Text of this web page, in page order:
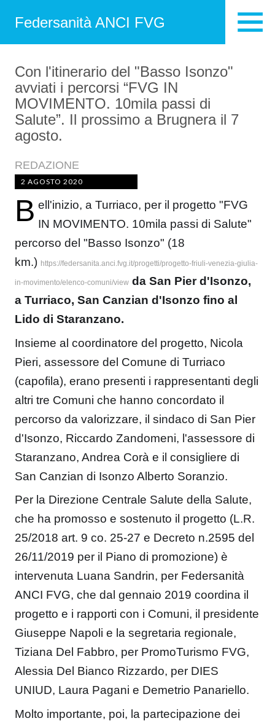
Federsanità ANCI FVG
Con l'itinerario del "Basso Isonzo"
avviati i percorsi “FVG IN
MOVIMENTO. 10mila passi di
Salute”. Il prossimo a Brugnera il 7
agosto.
REDAZIONE
2 AGOSTO 2020
B ell'inizio, a Turriaco, per il progetto "FVG
IN MOVIMENTO. 10mila passi di Salute"
percorso del "Basso Isonzo" (18
km.) https://federsanita.anci.fvg.it/progetti/progetto-friuli-venezia-giulia-
in-movimento/elenco-comuni/view da San Pier d'Isonzo,
a Turriaco, San Canzian d'Isonzo fino al
Lido di Staranzano.
Insieme al coordinatore del progetto, Nicola
Pieri, assessore del Comune di Turriaco
(capofila), erano presenti i rappresentanti degli
altri tre Comuni che hanno concordato il
percorso da valorizzare, il sindaco di San Pier
d'Isonzo, Riccardo Zandomeni, l'assessore di
Staranzano, Andrea Corà e il consigliere di
San Canzian di Isonzo Alberto Soranzio.
Per la Direzione Centrale Salute della Salute,
che ha promosso e sostenuto il progetto (L.R.
25/2018 art. 9 co. 25-27 e Decreto n.2595 del
26/11/2019 per il Piano di promozione) è
intervenuta Luana Sandrin, per Federsanità
ANCI FVG, che dal gennaio 2019 coordina il
progetto e i rapporti con i Comuni, il presidente
Giuseppe Napoli e la segretaria regionale,
Tiziana Del Fabbro, per PromoTurismo FVG,
Alessia Del Bianco Rizzardo, per DIES
UNIUD, Laura Pagani e Demetrio Panariello.
Molto importante, poi, la partecipazione dei